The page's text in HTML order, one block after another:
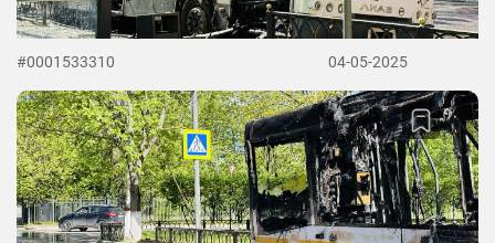
#0001533310 04-05-2025